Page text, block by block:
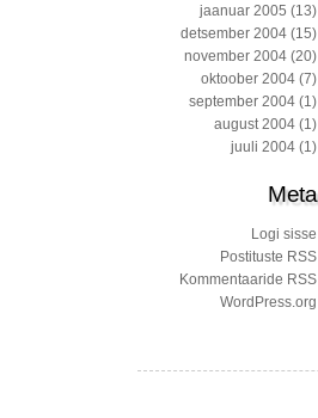
jaanuar 2005 (13)
detsember 2004 (15)
november 2004 (20)
oktoober 2004 (7)
september 2004 (1)
august 2004 (1)
juuli 2004 (1)
Meta
Logi sisse
Postituste RSS
Kommentaaride RSS
WordPress.org